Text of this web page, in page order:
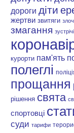
дороги діти
жертви звитяги
змагання зустрічі
курорти пам'ять
полеглі
прощання
рішення свята
спортовці
суди тарифи